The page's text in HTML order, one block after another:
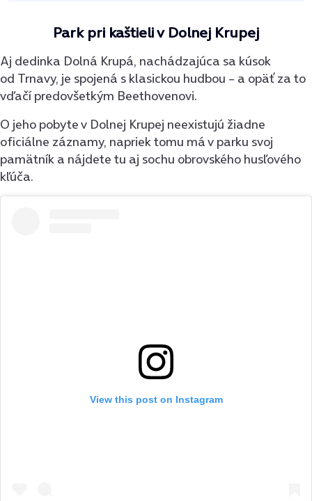
Park pri kaštieli v Dolnej Krupej
Aj dedinka Dolná Krupá, nachádzajúca sa kúsok
od Trnavy, je spojená s klasickou hudbou – a opäť za to
vďačí predovšetkým Beethovenovi.
O jeho pobyte v Dolnej Krupej neexistujú žiadne
oficiálne záznamy, napriek tomu má v parku svoj
pamätník a nájdete tu aj sochu obrovského husľového
kľúča.
View this post on Instagram